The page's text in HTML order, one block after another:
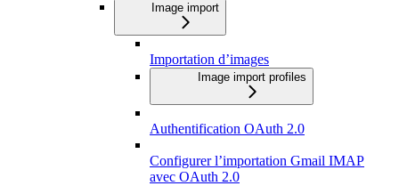
Image import
Importation d’images
Image import profiles
Authentification OAuth 2.0
Configurer l’importation Gmail IMAP
avec OAuth 2.0